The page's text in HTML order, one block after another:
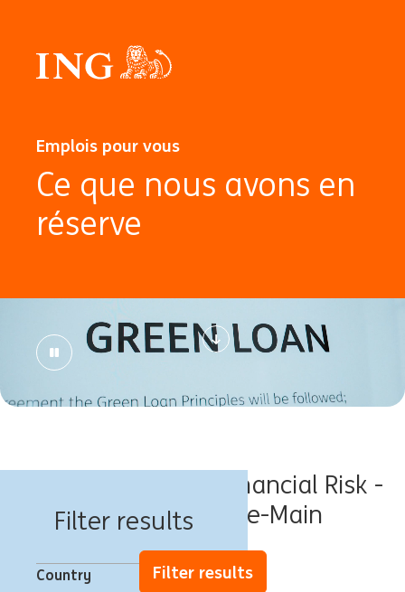
Emplois pour vous
Ce que nous avons en
réserve
Filter results
Country
Offres d'emploi - Financial Risk -
Francfort-sur-le-Main
Filter results